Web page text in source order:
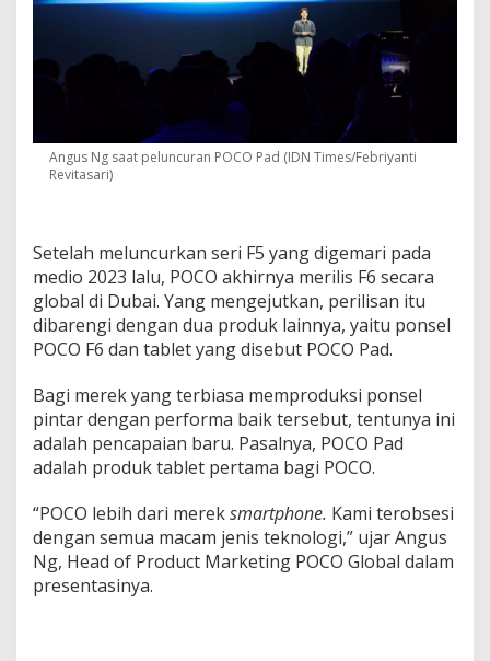
Angus Ng saat peluncuran POCO Pad (IDN Times/Febriyanti
Revitasari)
Setelah meluncurkan seri F5 yang digemari pada
medio 2023 lalu, POCO akhirnya merilis F6 secara
global di Dubai. Yang mengejutkan, perilisan itu
dibarengi dengan dua produk lainnya, yaitu ponsel
POCO F6 dan tablet yang disebut POCO Pad.
Bagi merek yang terbiasa memproduksi ponsel
pintar dengan performa baik tersebut, tentunya ini
adalah pencapaian baru. Pasalnya, POCO Pad
adalah produk tablet pertama bagi POCO.
“POCO lebih dari mereksmartphone. Kami terobsesi
dengan semua macam jenis teknologi,” ujar Angus
Ng, Head of Product Marketing POCO Global dalam
presentasinya.